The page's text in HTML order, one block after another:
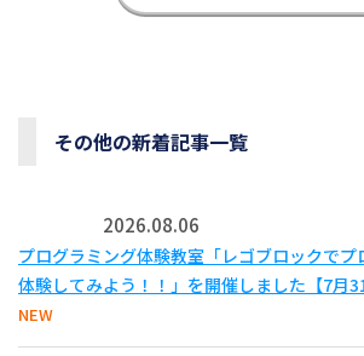
その他の新着記事一覧
2026.08.06
プログラミング体験教室「レゴブロックでプ
体験してみよう！！」を開催しました【7月
NEW